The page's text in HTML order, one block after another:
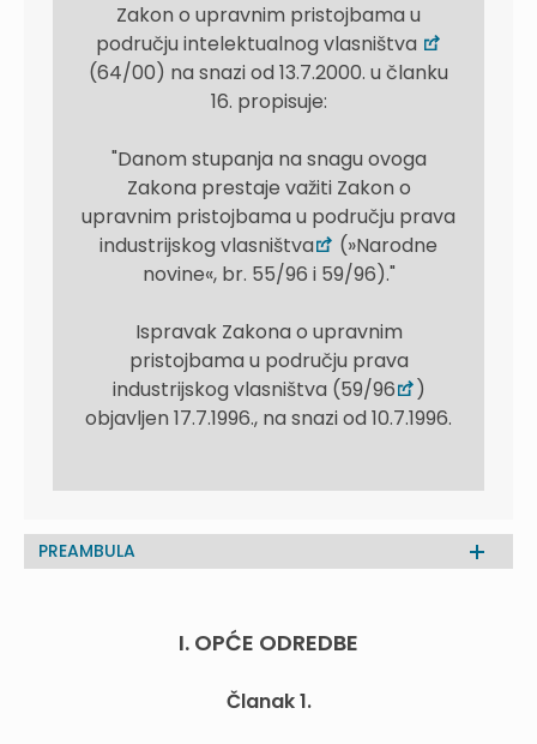
Zakon o upravnim pristojbama u
području intelektualnog vlasništva
(64/00) na snazi od 13.7.2000. u članku
16. propisuje:
"Danom stupanja na snagu ovoga
Zakona prestaje važiti Zakon o
upravnim pristojbama u području prava
industrijskog vlasništva
(»Narodne
novine«, br. 55/96 i 59/96)."
Ispravak Zakona o upravnim
pristojbama u području prava
industrijskog vlasništva (59/96
)
objavljen 17.7.1996., na snazi od 10.7.1996.
PREAMBULA
I. OPĆE ODREDBE
Članak 1.